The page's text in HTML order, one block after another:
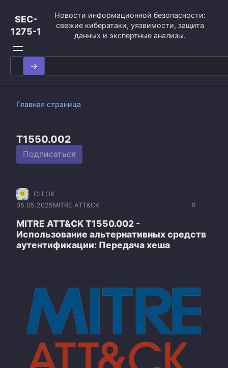
контенту
SEC-
1275-1
Новости информационной безопасности:
свежие кибератаки, уязвимости, защита
данных и экспертные анализы.
Search
for:
Главная страница
T1550.002
Подписаться
0
CLLOK
05.05.2025MITRE ATT&CK
MITRE ATT&CK T1550.002 -
Использование альтернативных средств
аутентификации: Передача хеша